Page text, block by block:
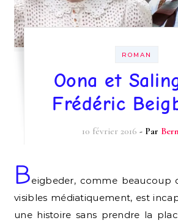
ROMAN
Oona et
Frédéric
10 février 2016 - Par
Beigbeder, comme beaucoup
visibles médiatiquement, est
une histoire sans prendre la